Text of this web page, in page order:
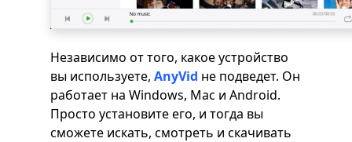
Независимо от того, какое устройство
вы используете, AnyVid не подведет. Он
работает на Windows, Mac и Android.
Просто установите его, и тогда вы
сможете искать, смотреть и скачивать